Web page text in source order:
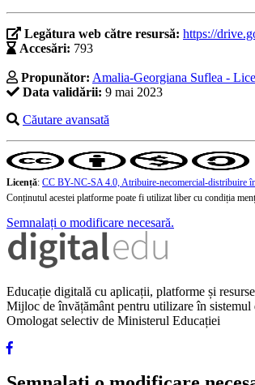
Legătura web către resursă: https://
Accesări: 793
Propunător: Amalia-Georgiana Suflea -
Data validării: 9 mai 2023
Căutare avansată
Licență: CC BY-NC-SA 4.0, Atribuire-necomercial-distribuire
Conținutul acestei platforme poate fi utilizat liber cu condiția
Semnalați o modificare necesară.
Educație digitală cu aplicații, platforme și
Mijloc de învățământ pentru utilizare în sistemul
Omologat selectiv de Ministerul Educației